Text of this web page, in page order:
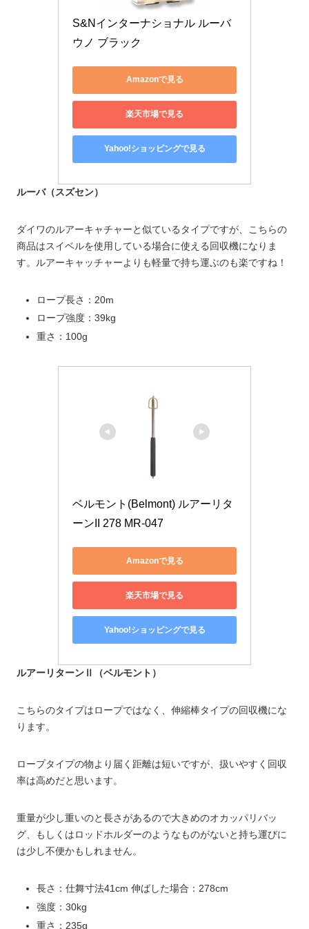
S&Nインターナショナル ルーバ
ウノ ブラック
Amazonで見る
楽天市場で見る
Yahoo!ショッピングで見る
ルーバ（スズセン）
ダイワのルアーキャチャーと似ているタイプですが、こちらの
商品はスイベルを使用している場合に使える回収機になりま
す。ルアーキャッチャーよりも軽量で持ち運ぶのも楽ですね！
ロープ長さ：20m
ロープ強度：39kg
重さ：100g
ベルモント(Belmont) ルアーリタ
ーンII 278 MR-047
Amazonで見る
楽天市場で見る
Yahoo!ショッピングで見る
ルアーリターンⅡ（ベルモント）
こちらのタイプはロープではなく、伸縮棒タイプの回収機にな
ります。
ロープタイプの物より届く距離は短いですが、扱いやすく回収
率は高めだと思います。
重量が少し重いのと長さがあるので大きめのオカッパリバッ
グ、もしくはロッドホルダーのようなものがないと持ち運びに
は少し不便かもしれません。
長さ：仕舞寸法41cm 伸ばした場合：278cm
強度：30kg
重さ：235g